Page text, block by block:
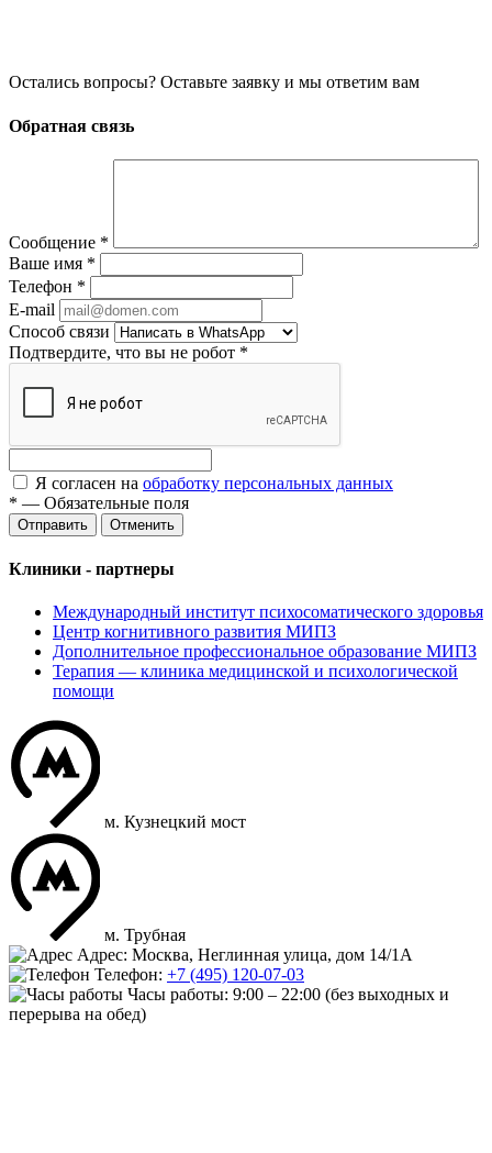
Остались вопросы? Оставьте заявку и мы ответим вам
Обратная связь
Сообщение *
Ваше имя *
Телефон *
E-mail
Способ связи
Подтвердите, что вы не робот *
Я согласен на обработку персональных данных
* — Обязательные поля
Отменить
Клиники - партнеры
Международный институт психосоматического здоровья
Центр когнитивного развития МИПЗ
Дополнительное профессиональное образование МИПЗ
Терапия — клиника медицинской и психологической
помощи
м. Кузнецкий мост
м. Трубная
Адрес: Москва, Неглинная улица, дом 14/1А
Телефон: +7 (495) 120-07-03
Часы работы: 9:00 – 22:00 (без выходных и
перерыва на обед)